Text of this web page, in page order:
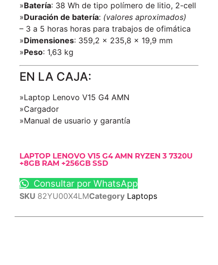
»Batería: 38 Wh de tipo polímero de litio, 2-cell
»Duración de batería: (valores aproximados)
– 3 a 5 horas horas para trabajos de ofimática
»Dimensiones: 359,2 x 235,8 x 19,9 mm
»Peso: 1,63 kg
EN LA CAJA:
»Laptop Lenovo V15 G4 AMN
»Cargador
»Manual de usuario y garantía
LAPTOP LENOVO V15 G4 AMN RYZEN 3 7320U
+8GB RAM +256GB SSD
Consultar por WhatsApp
SKU 82YU00X4LMCategory Laptops